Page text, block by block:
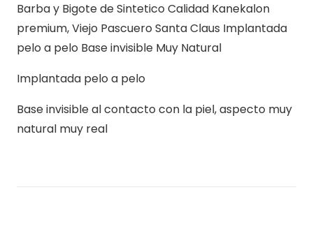
Santa
Claus
Implantada
pelo
pelo
Base
Barba y Bigote de Sintetico Calidad Kanekalon
premium, Viejo Pascuero Santa Claus Implantada
pelo a pelo Base invisible Muy Natural
Implantada pelo a pelo
Base invisible al contacto con la piel, aspecto muy
natural muy real